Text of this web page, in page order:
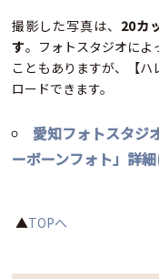
撮影した写真は、 20カ
す。フォトスタジオによ
こともありますが、【
ロードできます。
愛知フォトスタジ
ーボーンフォト」詳
▲TOPへ